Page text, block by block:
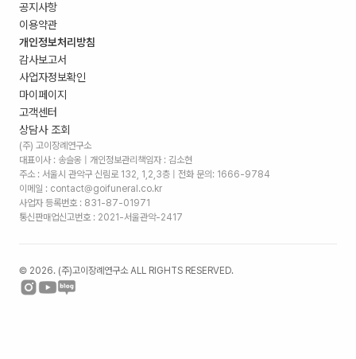
공지사항
이용약관
개인정보처리방침
감사보고서
사업자정보확인
마이페이지
고객센터
상담사 조회
(주) 고이장례연구소
대표이사 : 송슬옹 | 개인정보관리책임자 : 김소현
주소 : 서울시 관악구 신림로 132, 1,2,3층 | 전화 문의: 1666-9784
이메일 : contact@goifuneral.co.kr
사업자 등록번호 : 831-87-01971
통신판매업신고번호 : 2021-서울관악-2417
© 2026. (주)고이장례연구소 ALL RIGHTS RESERVED.